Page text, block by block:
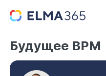
Будущее BPM